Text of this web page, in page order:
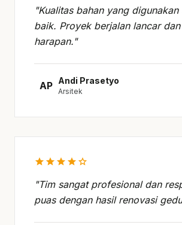
"Kualitas bahan yang digunakan
baik. Proyek berjalan lancar dan
harapan."
AP Andi Prasetyo
Arsitek
starstarstarstarstar
"Tim sangat profesional dan
puas dengan hasil renovasi